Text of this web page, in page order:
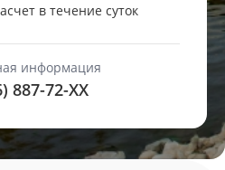
в течение суток
информация
887-72-XX